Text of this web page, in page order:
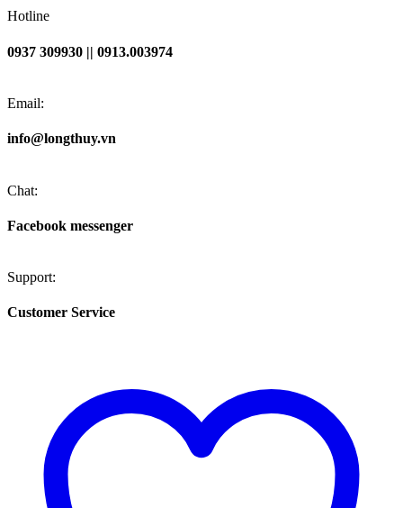
Hotline
0937 309930 || 0913.003974
Email:
info@longthuy.vn
Chat:
Facebook messenger
Support:
Customer Service